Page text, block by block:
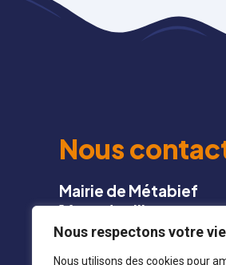
Nous respectons votre
Nous utilisons des cookies pour
Nous
Mairie de Métabief
16 rue du village
25 370 METABIEF